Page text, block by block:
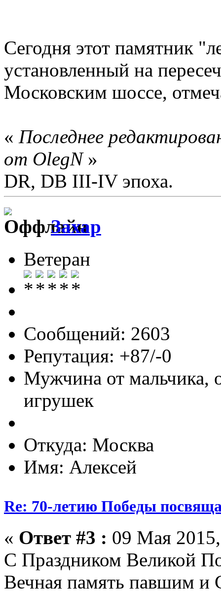
Сегодня этот памятник
установленный на
Московским шоссе,
« Последнее
от OlegN»
DR, DB III-IV эпоха.
Захар
Ветеран
Сообщений: 2603
Репутация: +87/-0
Мужчина от мальчика,
игрушек
Откуда: Москва
Имя: Алексей
Re: 70-летию Победы
« Ответ #3 : 09 Мая
С Праздником Великой
Вечная память павшим и